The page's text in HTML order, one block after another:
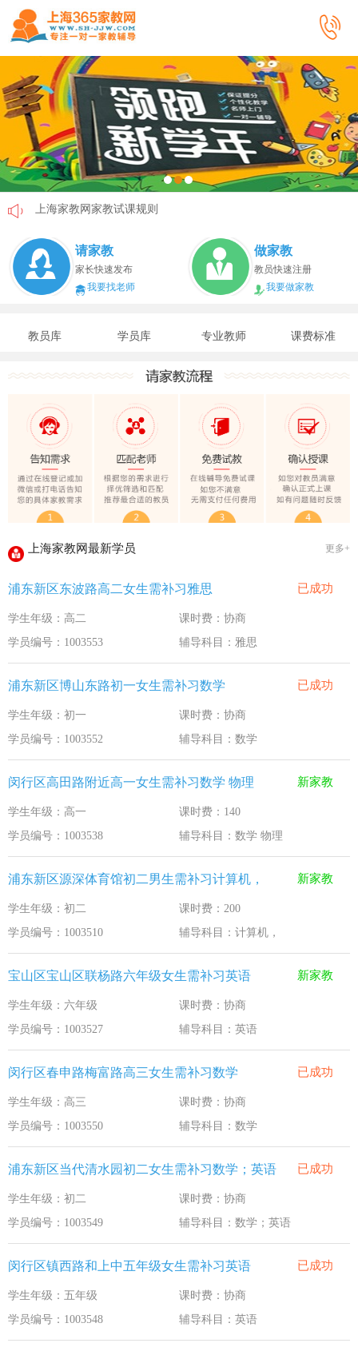
上海家教网家教试课规则
上海家教网免责声明
教员首次给家长打电话注意事项
上海家教网教员首次上门试教注意事项
上海家教网女生家教安全必读！
上海家教网大学生做家教安全须知！
上海家教网家教试课规则 2020-1-18
上海家教网免责声明 2016-11-15
教员首次给家长打电话注意事项 2016-11-15
上海家教网教员首次上门试教注意事项 2016-11-15
上海家教网注册协议 2016-11-15
上海家教网大学生做家教安全须知！
全国教师管理信息系统明年启用
请家教
家长快速发布
我要找老师
做家教
教员快速注册
我要做家教
教员库 学员库 专业教师 课费标准
上海家教网最新学员 更多+
浦东新区东波路高二女生需补习雅思 已成功
学生年级：高二
课时费：协商
学员编号：1003553
辅导科目：雅思
浦东新区博山东路初一女生需补习数学 已成功
学生年级：初一
课时费：协商
学员编号：1003552
辅导科目：数学
闵行区高田路附近高一女生需补习数学 物理 新家教
学生年级：高一
课时费：140
学员编号：1003538
辅导科目：数学 物理
浦东新区源深体育馆初二男生需补习计算机， 新家教
学生年级：初二
课时费：200
学员编号：1003510
辅导科目：计算机，
宝山区宝山区联杨路六年级女生需补习英语 新家教
学生年级：六年级
课时费：协商
学员编号：1003527
辅导科目：英语
闵行区春申路梅富路高三女生需补习数学 已成功
学生年级：高三
课时费：协商
学员编号：1003550
辅导科目：数学
浦东新区当代清水园初二女生需补习数学；英语 已成功
学生年级：初二
课时费：协商
学员编号：1003549
辅导科目：数学；英语
闵行区镇西路和上中五年级女生需补习英语 已成功
学生年级：五年级
课时费：协商
学员编号：1003548
辅导科目：英语